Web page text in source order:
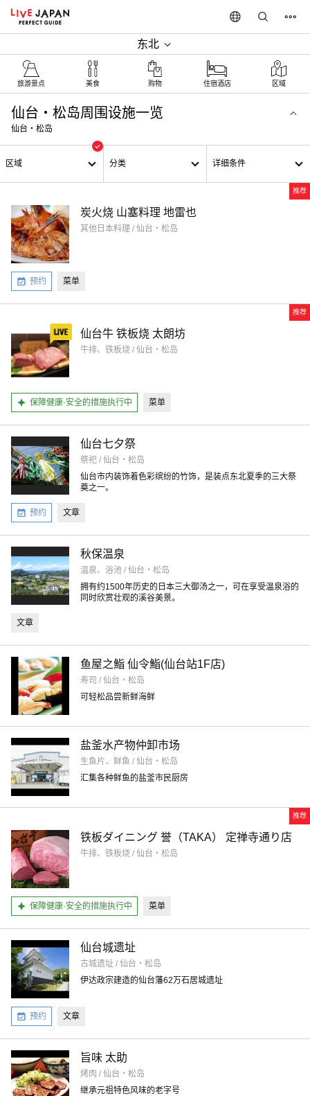
东北
旅游景点 美食 购物 住宿酒店 区域
仙台・松岛周围设施一览
仙台・松岛
区域 分类 详细条件
推荐
炭火烧 山塞料理 地雷也
其他日本料理 / 仙台・松岛
预约 菜单
推荐
仙台牛 铁板烧 太朗坊
牛排、铁板烧 / 仙台・松岛
保障健康·安全的措施执行中 菜单
仙台七夕祭
祭祀 / 仙台・松岛
仙台市内装饰着色彩缤纷的竹饰，是装点东北夏季的三大祭
奠之一。
预约 文章
秋保温泉
温泉、浴池 / 仙台・松岛
拥有约1500年历史的日本三大御汤之一，可在享受温泉浴的
同时欣赏壮观的溪谷美景。
文章
鱼屋之鮨 仙令鮨(仙台站1F店)
寿司 / 仙台・松岛
可轻松品尝新鲜海鲜
盐釜水产物仲卸市场
生鱼片、鲜鱼 / 仙台・松岛
汇集各种鲜鱼的盐釜市民厨房
推荐
铁板ダイニング 誉（TAKA） 定禅寺通り店
牛排、铁板烧 / 仙台・松岛
保障健康·安全的措施执行中 菜单
仙台城遗址
古城遗址 / 仙台・松岛
伊达政宗建造的仙台藩62万石居城遗址
预约 文章
旨味 太助
烤肉 / 仙台・松岛
继承元祖特色风味的老字号